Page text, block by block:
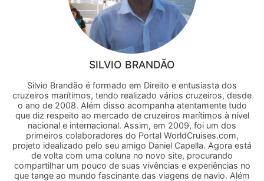
SILVIO BRANDÃO
Silvio Brandão é formado em Direito e entusiasta dos
cruzeiros marítimos, tendo realizado vários cruzeiros, desde
o ano de 2008. Além disso acompanha atentamente tudo
que diz respeito ao mercado de cruzeiros marítimos à nível
nacional e internacional. Assim, em 2009, foi um dos
primeiros colaboradores do Portal WorldCruises.com,
projeto idealizado pelo seu amigo Daniel Capella. Agora está
de volta com uma coluna no novo site, procurando
compartilhar um pouco de suas vivências e experiências no
que tange ao mundo fascinante das viagens de navio. Além